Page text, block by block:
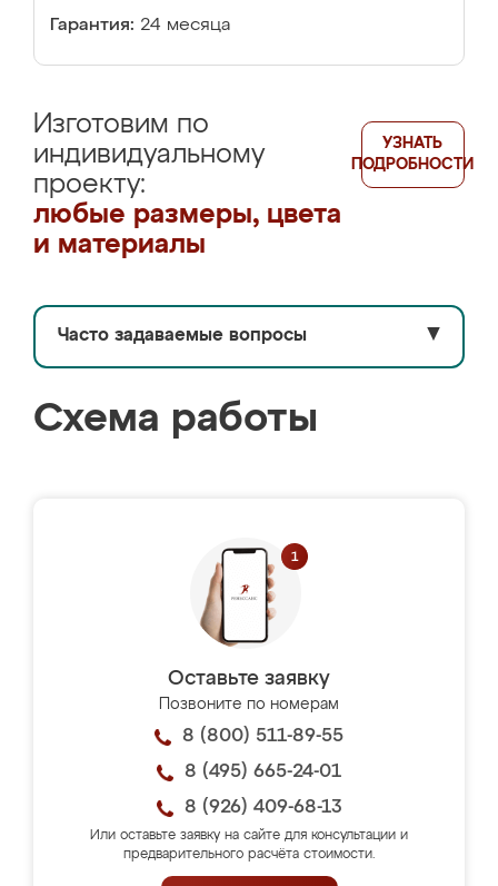
Гарантия: 24 месяца
Изготовим по
индивидуальному
проекту:
любые размеры, цвета
и материалы
УЗНАТЬ
ПОДРОБНОСТИ
Часто задаваемые вопросы ▼
Схема работы
Оставьте заявку
Позвоните по номерам
8 (800) 511-89-55
8 (495) 665-24-01
8 (926) 409-68-13
Или оставьте заявку на сайте для консультации и
предварительного расчёта стоимости.